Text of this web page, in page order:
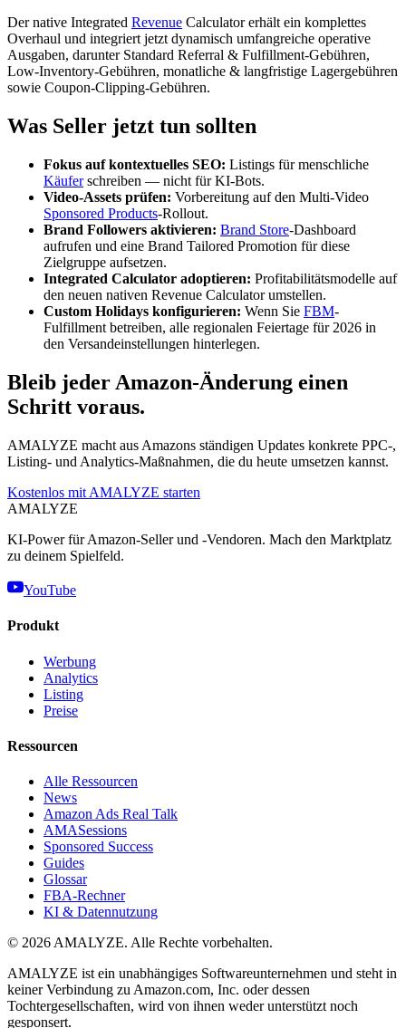
Der native Integrated Revenue Calculator erhält ein komplettes
Overhaul und integriert jetzt dynamisch umfangreiche operative
Ausgaben, darunter Standard Referral & Fulfillment-Gebühren,
Low-Inventory-Gebühren, monatliche & langfristige Lagergebühren
sowie Coupon-Clipping-Gebühren.
Was Seller jetzt tun sollten
Fokus auf kontextuelles SEO: Listings für menschliche
Käuferschreiben — nicht für KI-Bots.
Video-Assets prüfen: Vorbereitung auf den Multi-Video
Sponsored Products-Rollout.
Brand Followers aktivieren: Brand Store-Dashboard
aufrufen und eine Brand Tailored Promotion für diese
Zielgruppe aufsetzen.
Integrated Calculator adoptieren: Profitabilitätsmodelle auf
den neuen nativen Revenue Calculator umstellen.
Custom Holidays konfigurieren: Wenn Sie FBM-
Fulfillment betreiben, alle regionalen Feiertage für 2026 in
den Versandeinstellungen hinterlegen.
Bleib jeder Amazon-Änderung einen
Schritt voraus.
AMALYZE macht aus Amazons ständigen Updates konkrete PPC-,
Listing- und Analytics-Maßnahmen, die du heute umsetzen kannst.
Kostenlos mit AMALYZE starten
AMALYZE
KI-Power für Amazon-Seller und -Vendoren. Mach den Marktplatz
zu deinem Spielfeld.
YouTube
Produkt
Werbung
Analytics
Listing
Preise
Ressourcen
Alle Ressourcen
News
Amazon Ads Real Talk
AMASessions
Sponsored Success
Guides
Glossar
FBA-Rechner
KI & Datennutzung
© 2026 AMALYZE. Alle Rechte vorbehalten.
AMALYZE ist ein unabhängiges Softwareunternehmen und steht in
keiner Verbindung zu Amazon.com, Inc. oder dessen
Tochtergesellschaften, wird von ihnen weder unterstützt noch
gesponsert.